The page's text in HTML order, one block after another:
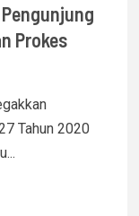
Prokes
Tahun 2020